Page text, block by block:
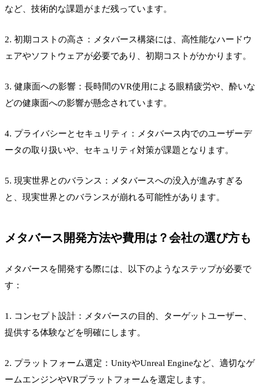
など、技術的な課題がまだ残っています。
2. 初期コストの高さ：メタバース構築には、高性能なハードウ
ェアやソフトウェアが必要であり、初期コストがかかります。
3. 健康面への影響：長時間のVR使用による眼精疲労や、酔いな
どの健康面への影響が懸念されています。
4. プライバシーとセキュリティ：メタバース内でのユーザーデ
ータの取り扱いや、セキュリティ対策が課題となります。
5. 現実世界とのバランス：メタバースへの没入が進みすぎる
と、現実世界とのバランスが崩れる可能性があります。
メタバース開発方法や費用は？会社の選び方も
メタバースを開発する際には、以下のようなステップが必要で
す：
1. コンセプト設計：メタバースの目的、ターゲットユーザー、
提供する体験などを明確にします。
2. プラットフォーム選定：UnityやUnreal Engineなど、適切なゲ
ームエンジンやVRプラットフォームを選定します。